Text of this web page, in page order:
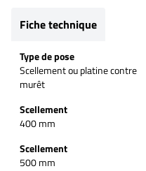
Fiche technique
Type de pose
Scellement ou platine contre
murêt
Scellement
400 mm
Scellement
500 mm